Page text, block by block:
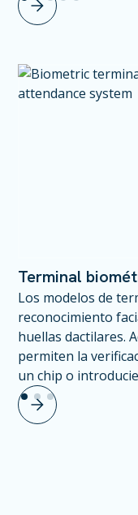
Terminal
Los modelos de
reconocimiento
huellas dactilares.
permiten la
un chip o